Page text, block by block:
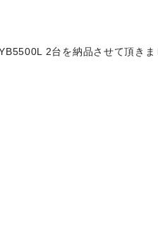
2台を納品させて頂きま